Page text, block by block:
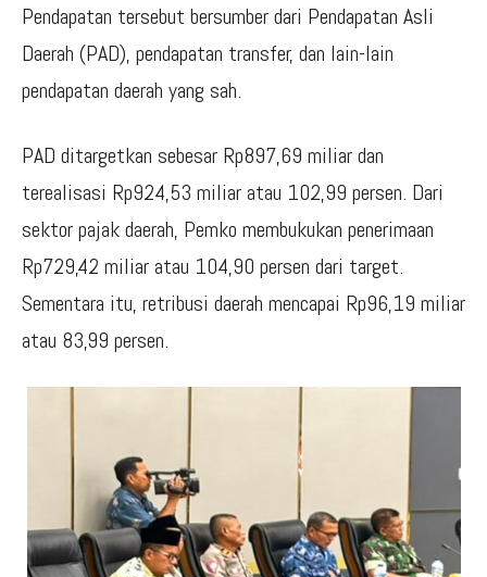
Pendapatan tersebut bersumber dari Pendapatan Asli
Daerah (PAD), pendapatan transfer, dan lain-lain
pendapatan daerah yang sah.
PAD ditargetkan sebesar Rp897,69 miliar dan
terealisasi Rp924,53 miliar atau 102,99 persen. Dari
sektor pajak daerah, Pemko membukukan penerimaan
Rp729,42 miliar atau 104,90 persen dari target.
Sementara itu, retribusi daerah mencapai Rp96,19 miliar
atau 83,99 persen.